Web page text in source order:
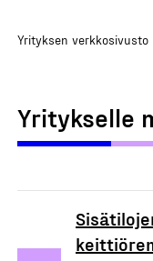
Yrityksen verkkosivusto
Yritykselle